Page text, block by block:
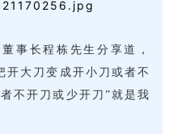
事长程栋先生分享道，
开大刀变成开小刀或者不
不开刀或少开刀”就是我